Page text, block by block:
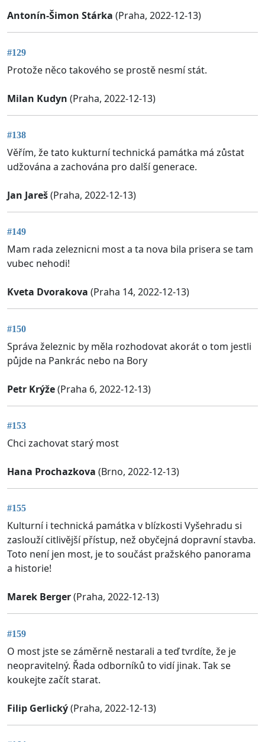
Antonín-Šimon Stárka (Praha, 2022-12-13)
#129
Protože něco takového se prostě nesmí stát.
Milan Kudyn (Praha, 2022-12-13)
#138
Věřím, že tato kukturní technická památka má zůstat
udžována a zachována pro další generace.
Jan Jareš(Praha, 2022-12-13)
#149
Mam rada zeleznicni most a ta nova bila prisera se tam
vubec nehodi!
Kveta Dvorakova (Praha 14, 2022-12-13)
#150
Správa železnic by měla rozhodovat akorát o tom jestli
půjde na Pankrác nebo na Bory
Petr Krýže(Praha 6, 2022-12-13)
#153
Chci zachovat starý most
Hana Prochazkova (Brno, 2022-12-13)
#155
Kulturní i technická památka v blízkosti Vyšehradu si
zaslouží citlivější přístup, než obyčejná dopravní stavba.
Toto není jen most, je to součást pražského panorama
a historie!
Marek Berger(Praha, 2022-12-13)
#159
O most jste se záměrně nestarali a teď tvrdíte, že je
neopravitelný. Řada odborníků to vidí jinak. Tak se
koukejte začít starat.
Filip Gerlický(Praha, 2022-12-13)